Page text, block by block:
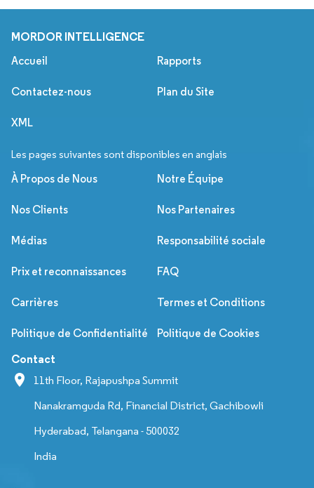
MORDOR INTELLIGENCE
Accueil Rapports
Contactez-nous Plan du Site
XML
Les pages suivantes sont disponibles en anglais
À Propos de Nous Notre Équipe
Nos Clients Nos Partenaires
Médias Responsabilité sociale
Prix et reconnaissances FAQ
Carrières Termes et Conditions
Politique de Confidentialité Politique de Cookies
Contact
11th Floor, Rajapushpa Summit
Nanakramguda Rd, Financial District, Gachibowli
Hyderabad, Telangana - 500032
India